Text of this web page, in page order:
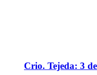
Crio. Tejeda: 3